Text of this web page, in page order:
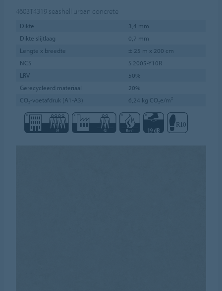
4603T4319 seashell urban concrete
Dikte
3,4 mm
Dikte slijtlaag
0,7 mm
Lengte x breedte
± 25 m x 200 cm
NCS
S 2005-Y10R
LRV
50%
Gerecycleerd materiaal
20%
CO₂-voetafdruk (A1-A3)
6,24 kg CO₂e/m²